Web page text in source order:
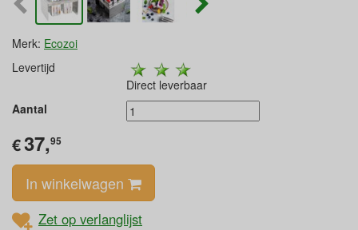
Merk: Ecozoi
Levertijd
Direct leverbaar
Aantal
€37,95
In winkelwagen
Zet op verlanglijst